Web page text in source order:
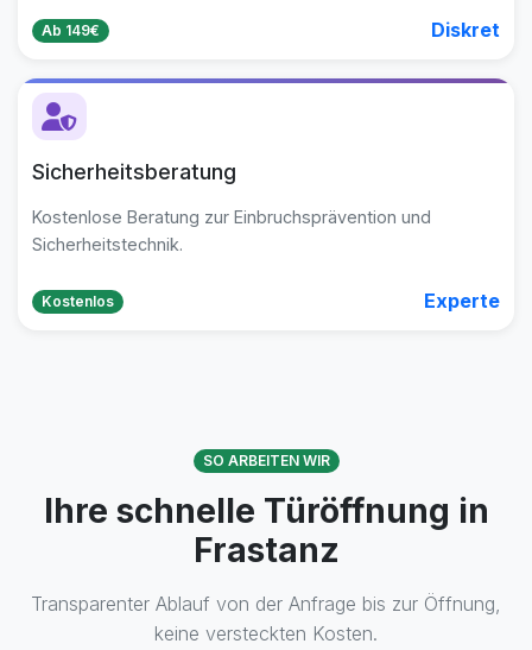
Ab 149€ Diskret
Sicherheitsberatung
Kostenlose Beratung zur Einbruchsprävention und
Sicherheitstechnik.
Kostenlos Experte
SO ARBEITEN WIR
Ihre schnelle Türöffnung in
Frastanz
Transparenter Ablauf von der Anfrage bis zur Öffnung,
keine versteckten Kosten.